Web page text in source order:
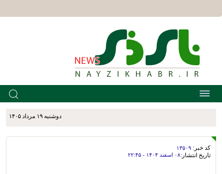
دوشنبه ۱۹ مرداد ۱۴۰۵
کد خبر: ۱۳۵۰۹
تاریخ انتشار:۰۸ اسفند ۱۴۰۴ - ۲۲:۴۵